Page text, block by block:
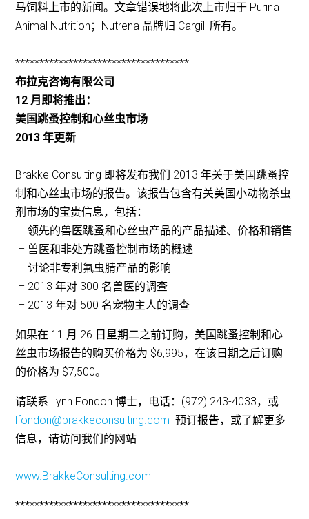
马饲料上市的新闻。文章错误地将此次上市归于 Purina
Animal Nutrition；Nutrena 品牌归 Cargill 所有。
************************************
布拉克咨询有限公司
12 月即将推出：
美国跳蚤控制和心丝虫市场
2013 年更新
Brakke Consulting 即将发布我们 2013 年关于美国跳蚤控
制和心丝虫市场的报告。该报告包含有关美国小动物杀虫
剂市场的宝贵信息，包括：
– 领先的兽医跳蚤和心丝虫产品的产品描述、价格和销售
– 兽医和非处方跳蚤控制市场的概述
– 讨论非专利氟虫腈产品的影响
– 2013 年对 300 名兽医的调查
– 2013 年对 500 名宠物主人的调查
如果在 11 月 26 日星期二之前订购，美国跳蚤控制和心
丝虫市场报告的购买价格为 $6,995，在该日期之后订购
的价格为 $7,500。
请联系 Lynn Fondon 博士，电话：(972) 243-4033，或
lfondon@brakkeconsulting.com 预订报告，或了解更多
信息，请访问我们的网站
www.BrakkeConsulting.com
************************************